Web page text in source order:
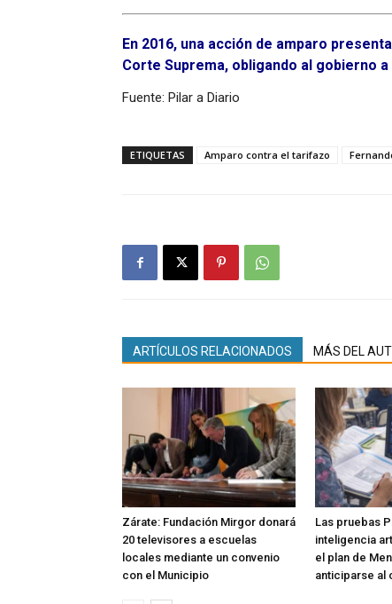
En 2016, una acción de amparo
Corte Suprema, obligando al gobierno
Fuente: Pilar a Diario
ETIQUETAS Amparo contra el tarifazo
ARTÍCULOS RELACIONADOS MÁS DEL
Zárate: Fundación Mirgor donará
20 televisores a escuelas
locales mediante un convenio
con el Municipio
Las pruebas
inteligencia
el plan de
anticiparse al